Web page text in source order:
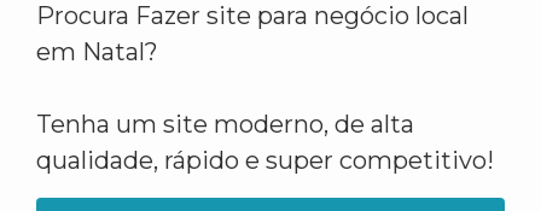
Procura Fazer site para negócio local
em Natal?
Tenha um site moderno, de alta
qualidade, rápido e super competitivo!